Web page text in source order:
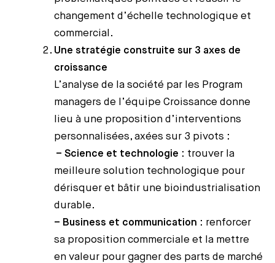
changement d’échelle technologique et
commercial.
Une stratégie construite sur 3 axes de
croissance
L’analyse de la société par les Program
managers de l’équipe Croissance donne
lieu à une proposition d’interventions
personnalisées, axées sur 3 pivots :
– Science et technologie : trouver la
meilleure solution technologique pour
dérisquer et bâtir une bioindustrialisation
durable.
– Business et communication : renforcer
sa proposition commerciale et la mettre
en valeur pour gagner des parts de marché